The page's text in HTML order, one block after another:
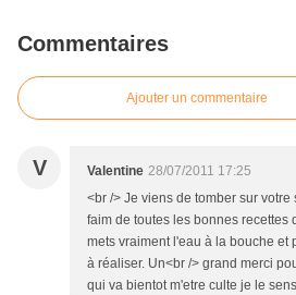
Commentaires
Ajouter un commentaire
V Valentine 28/07/2011 17:25
<br /> Je viens de tomber sur votre
faim de toutes les bonnes recettes
mets vraiment l'eau à la bouche et
à réaliser. Un<br /> grand merci
qui va bientot m'etre culte je le